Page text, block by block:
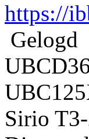
https://
Gelogd
Sirio